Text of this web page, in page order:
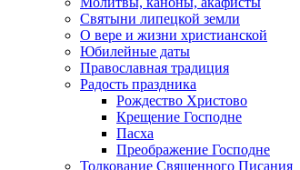
Святыни липецкой земли
О вере и жизни христианской
Юбилейные даты
Православная традиция
Радость праздника
Рождество Христово
Крещение Господне
Пасха
Преображение Господне
Толкование Священного Писания